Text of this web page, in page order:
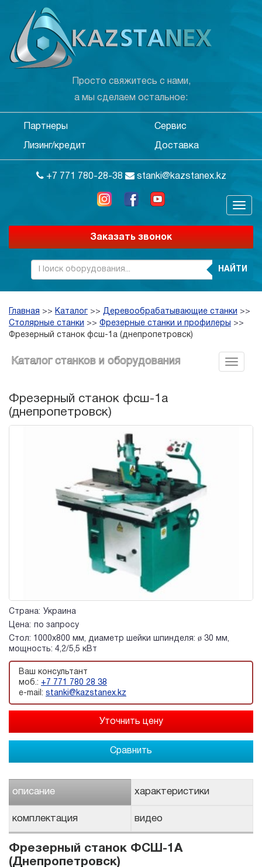
Просто свяжитесь с нами,
а мы сделаем остальное:
Партнеры Сервис
Лизинг/кредит Доставка
+7 771 780-28-38 stanki@kazstanex.kz
Заказать звонок
НАЙТИ
Главная >> Каталог >> Деревообрабатывающие станки >>
Столярные станки >> Фрезерные станки и профилеры
>>
Фрезерный станок фсш-1а (днепропетровск)
Каталог станков и оборудования
Фрезерный станок фсш-1а
(днепропетровск)
Страна: Украина
Цена:
по запросу
Стол: 1000х800 мм, диаметр шейки шпинделя: ø 30 мм,
мощность: 4,2/5,5 кВт
Ваш консультант
моб.: +7 771 780 28 38
e-mail: stanki@kazstanex.kz
Сравнить
описание характеристики
комплектация видео
Фрезерный станок ФСШ-1А
(Днепропетровск)